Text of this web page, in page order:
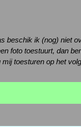
beschik ik (nog) niet
foto toestuurt, dan
mij toesturen op het